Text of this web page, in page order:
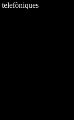
telefòniques